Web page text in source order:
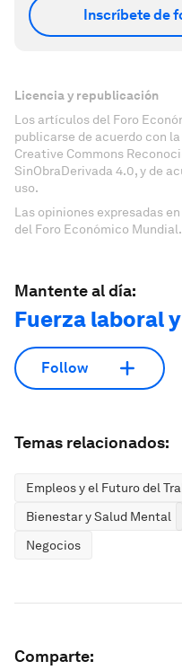
Inscríbete de
Licencia y republicación
Los artículos del Foro
publicarse de acuerdo con
Creative Commons
SinObraDerivada 4.0, y de
uso.
Las opiniones expresadas
del Foro Económico Mundial.
Mantente al día:
Fuerza laboral
Follow
Temas relacionados:
Empleos y el Futuro del
Bienestar y Salud Mental
Negocios
Comparte: